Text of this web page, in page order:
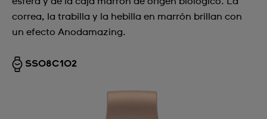
correa, la trabilla y la hebilla en marrón brillan con
un efecto Anodamazing.
SS08C102